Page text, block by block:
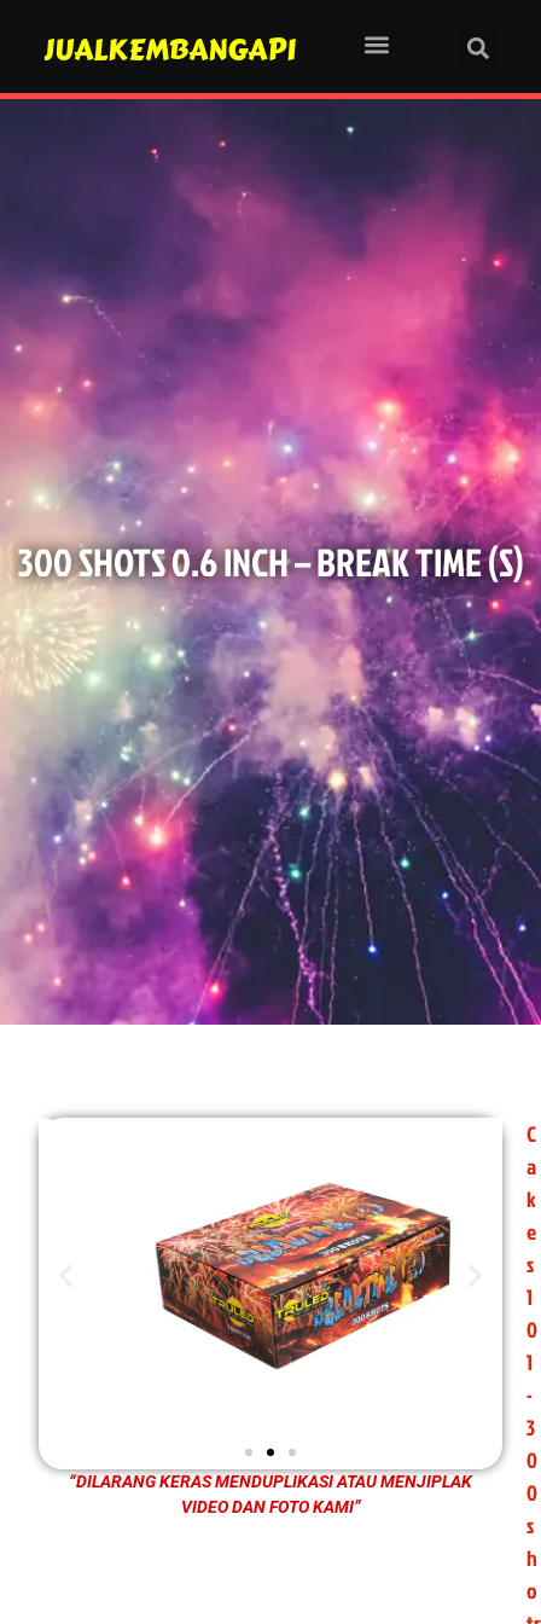
JUALKEMBANGAPI
300 SHOTS 0.6 INCH – BREAK TIME (S)
“DILARANG KERAS MENDUPLIKASI ATAU MENJIPLAK
VIDEO DAN FOTO KAMI”
C
a
k
e
s
1
0
1
-
3
0
0
s
h
o